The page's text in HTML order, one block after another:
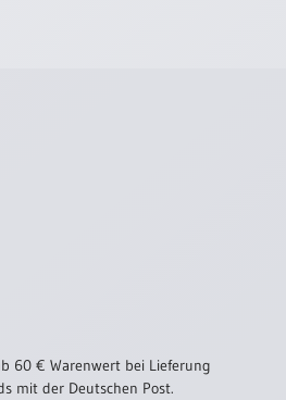
60 € Warenwert bei Lieferung
mit der Deutschen Post.